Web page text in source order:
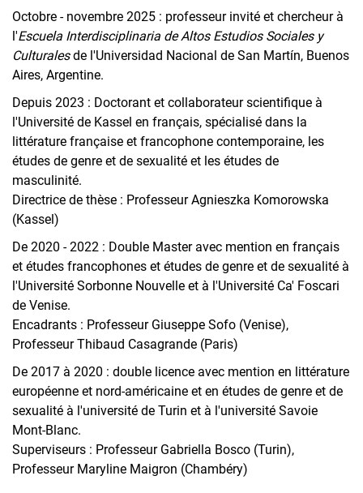
Octobre - novembre 2025 : professeur invité et chercheur à
l'Escuela Interdisciplinaria de Altos Estudios Sociales y
Culturalesde l'Universidad Nacional de San Martín, Buenos
Aires, Argentine.
Depuis 2023 : Doctorant et collaborateur scientifique à
l'Université de Kassel en français, spécialisé dans la
littérature française et francophone contemporaine, les
études de genre et de sexualité et les études de
masculinité.
Directrice de thèse : Professeur Agnieszka Komorowska
(Kassel)
De 2020 - 2022 : Double Master avec mention en français
et études francophones et études de genre et de sexualité à
l'Université Sorbonne Nouvelle et à l'Université Ca' Foscari
de Venise.
Encadrants : Professeur Giuseppe Sofo (Venise),
Professeur Thibaud Casagrande (Paris)
De 2017 à 2020 : double licence avec mention en littérature
européenne et nord-américaine et en études de genre et de
sexualité à l'université de Turin et à l'université Savoie
Mont-Blanc.
Superviseurs : Professeur Gabriella Bosco (Turin),
Professeur Maryline Maigron (Chambéry)